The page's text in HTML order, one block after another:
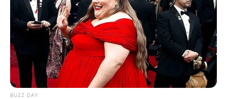
BUZZ DAY